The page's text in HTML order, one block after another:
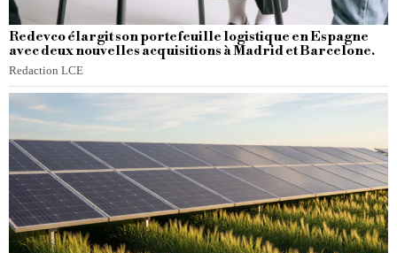
Redevco élargit son portefeuille logistique en Espagne
avec deux nouvelles acquisitions à Madrid et Barcelone.
Redaction LCE